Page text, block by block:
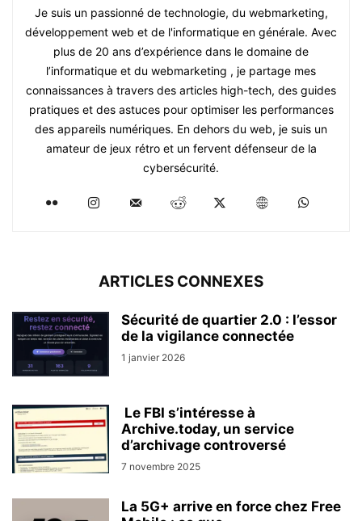
Je suis un passionné de technologie, du webmarketing,
développement web et de l'informatique en générale. Avec
plus de 20 ans d’expérience dans le domaine de
l’informatique et du webmarketing , je partage mes
connaissances à travers des articles high-tech, des guides
pratiques et des astuces pour optimiser les performances
des appareils numériques. En dehors du web, je suis un
amateur de jeux rétro et un fervent défenseur de la
cybersécurité.
ARTICLES CONNEXES
Sécurité de quartier 2.0 : l’essor
de la vigilance connectée
1 janvier 2026
Le FBI s’intéresse à
Archive.today, un service
d’archivage controversé
7 novembre 2025
La 5G+ arrive en force chez Free